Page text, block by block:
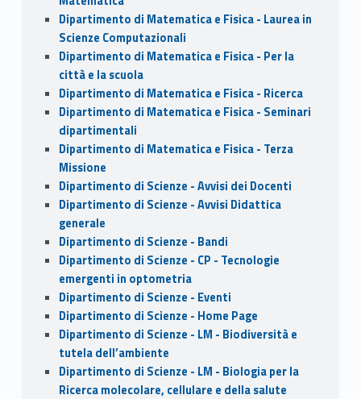
Dipartimento di Matematica e Fisica - Laurea in
Scienze Computazionali
Dipartimento di Matematica e Fisica - Per la
città e la scuola
Dipartimento di Matematica e Fisica - Ricerca
Dipartimento di Matematica e Fisica - Seminari
dipartimentali
Dipartimento di Matematica e Fisica - Terza
Missione
Dipartimento di Scienze - Avvisi dei Docenti
Dipartimento di Scienze - Avvisi Didattica
generale
Dipartimento di Scienze - Bandi
Dipartimento di Scienze - CP - Tecnologie
emergenti in optometria
Dipartimento di Scienze - Eventi
Dipartimento di Scienze - Home Page
Dipartimento di Scienze - LM - Biodiversità e
tutela dell’ambiente
Dipartimento di Scienze - LM - Biologia per la
Ricerca molecolare, cellulare e della salute